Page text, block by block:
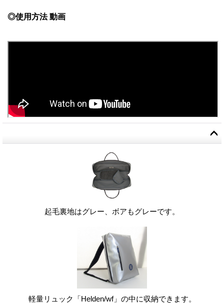
◎使用方法 動画
起毛裏地はグレー、ボアもグレーです。
軽量リュック「Helden/wf」の中に収納できます。